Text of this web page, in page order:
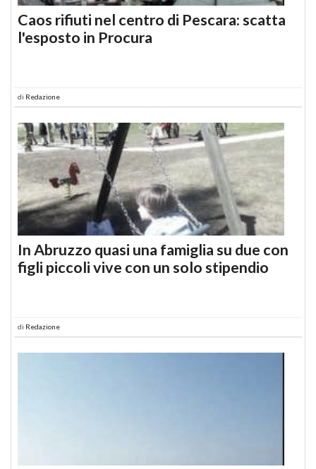
Caos rifiuti nel centro di Pescara: scatta
l'esposto in Procura
di Redazione
In Abruzzo quasi una famiglia su due con
figli piccoli vive con un solo stipendio
di Redazione